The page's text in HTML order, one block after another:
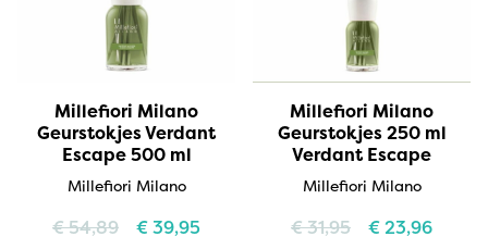
Millefiori Milano
Geurstokjes Verdant
Escape 500 ml
Millefiori Milano
€54,89 €39,95
Millefiori Milano
Geurstokjes 250 ml
Verdant Escape
Millefiori Milano
€31,95 €23,96